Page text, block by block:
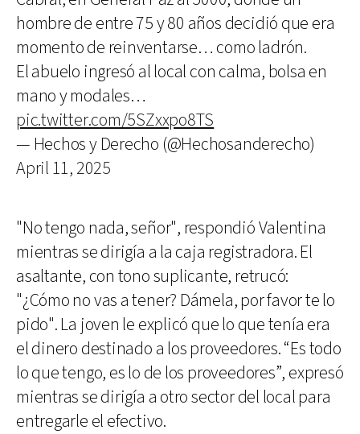
hombre de entre 75 y 80 años decidió que era
momento de reinventarse… como ladrón.
El abuelo ingresó al local con calma, bolsa en
mano y modales…
pic.twitter.com/5SZxxpo8TS
— Hechos y Derecho (@Hechosanderecho)
April 11, 2025
"No tengo nada, señor", respondió Valentina
mientras se dirigía a la caja registradora. El
asaltante, con tono suplicante, retrucó:
"¿Cómo no vas a tener? Dámela, por favor te lo
pido". La joven le explicó que lo que tenía era
el dinero destinado a los proveedores. “Es todo
lo que tengo, es lo de los proveedores”, expresó
mientras se dirigía a otro sector del local para
entregarle el efectivo.